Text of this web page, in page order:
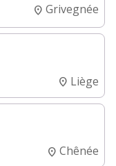
Grivegnée
Liège
Chênée